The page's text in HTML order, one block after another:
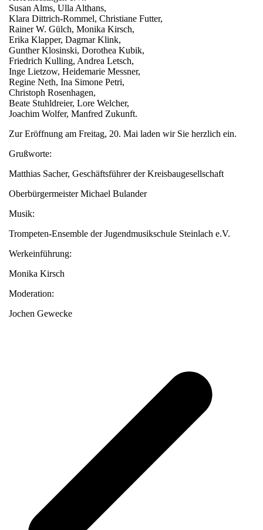
Susan Alms, Ulla Althans,
Klara Dittrich-Rommel, Christiane Futter,
Rainer W. Gülch, Monika Kirsch,
Erika Klapper, Dagmar Klink,
Gunther Klosinski, Dorothea Kubik,
Friedrich Kulling, Andrea Letsch,
Inge Lietzow, Heidemarie Messner,
Regine Neth, Ina Simone Petri,
Christoph Rosenhagen,
Beate Stuhldreier, Lore Welcher,
Joachim Wolfer, Manfred Zukunft.
Zur Eröffnung am Freitag, 20. Mai laden wir Sie herzlich ein.
Grußworte:
Matthias Sacher, Geschäftsführer der Kreisbaugesellschaft
Oberbürgermeister Michael Bulander
Musik:
Trompeten-Ensemble der Jugendmusikschule Steinlach e.V.
Werkeinführung:
Monika Kirsch
Moderation:
Jochen Gewecke